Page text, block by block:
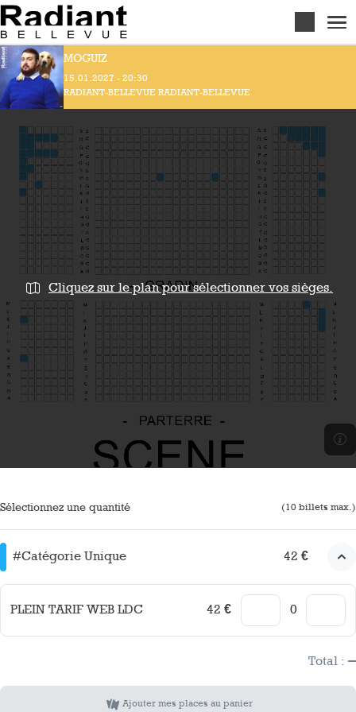
Aller au contenu principal
MOGUIZ
15.01.2027 - 20:30
RADIANT-BELLEVUE RADIANT-BELLEVUE
Cliquez sur le plan pour sélectionner vos sièges.
Sélectionnez une quantité (10 billets max.)
#Catégorie Unique 42 €
PLEIN TARIF WEB LDC 42 €
Total : –
Ajouter mes places au panier